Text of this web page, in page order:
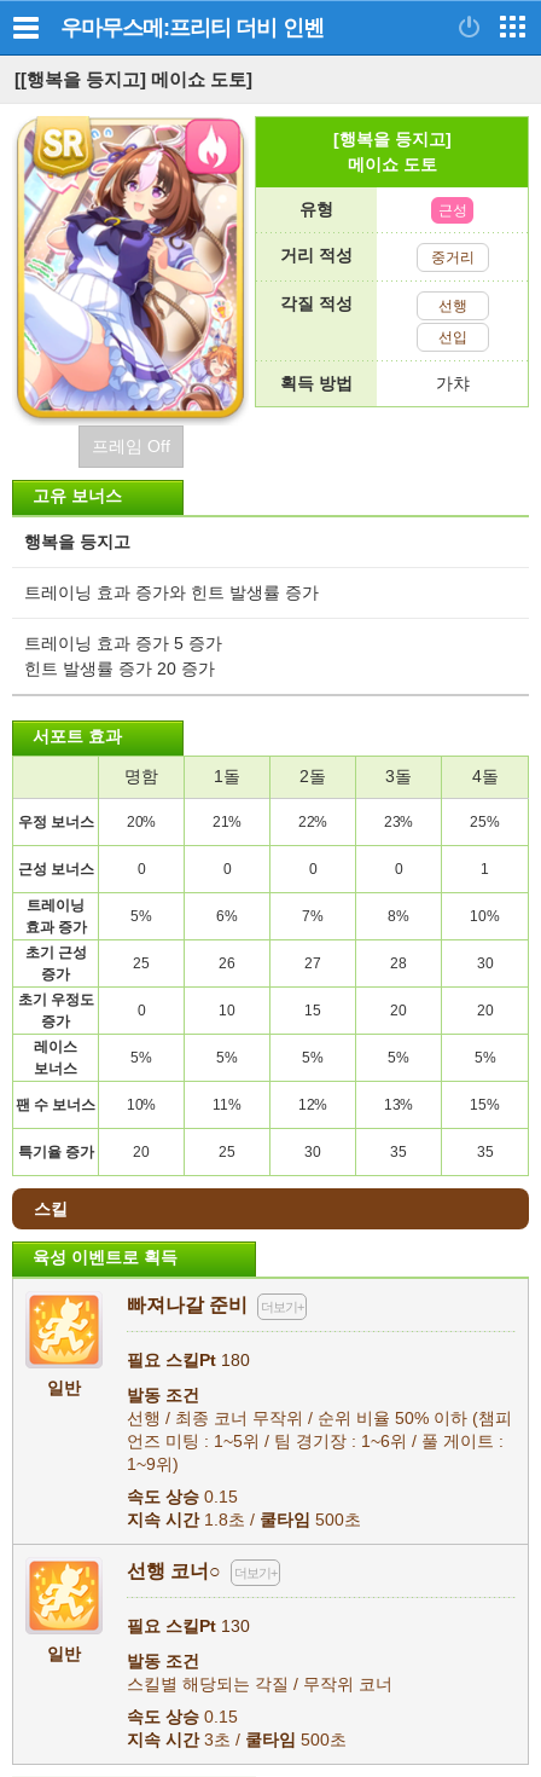
우마무스메:프리티 더비 인벤
[[행복을 등지고] 메이쇼 도토]
프레임 Off
[행복을 등지고]
메이쇼 도토
유형 근성
거리 적성 중거리
각질 적성
선행
선입
획득 방법 가챠
고유 보너스
행복을 등지고
트레이닝 효과 증가와 힌트 발생률 증가
트레이닝 효과 증가 5 증가
힌트 발생률 증가 20 증가
서포트 효과
명함 1돌 2돌 3돌 4돌
우정 보너스 20% 21% 22% 23% 25%
근성 보너스 0 0 0 0 1
트레이닝
효과 증가
5% 6% 7% 8% 10%
초기
근성
증가
25 26 27 28 30
초기
우정도
증가
0 10 15 20 20
레이스
보너스
5% 5% 5% 5% 5%
팬 수 보너스 10% 11% 12% 13% 15%
특기율 증가 20 25 30 35 35
스킬
육성 이벤트로 획득
일반
빠져나갈 준비 더보기+
필요 스킬Pt 180
발동 조건
선행 / 최종 코너 무작위 / 순위 비율 50% 이하 (챔피
언즈 미팅 : 1~5위 / 팀 경기장 : 1~6위 / 풀 게이트 :
1~9위)
속도 상승 0.15
지속 시간1.8초 / 쿨타임 500초
일반
선행 코너○ 더보기+
필요 스킬Pt 130
발동 조건
스킬별 해당되는 각질 / 무작위 코너
속도 상승 0.15
지속 시간3초 / 쿨타임 500초